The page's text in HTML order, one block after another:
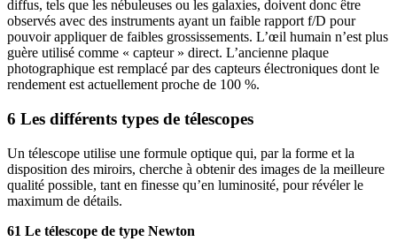
diffus, tels que les nébuleuses ou les galaxies, doivent donc être
observés avec des instruments ayant un faible rapport f/D pour
pouvoir appliquer de faibles grossissements. L’œil humain n’est plus
guère utilisé comme « capteur » direct. L’ancienne plaque
photographique est remplacé par des capteurs électroniques dont le
rendement est actuellement proche de 100 %.
6 Les différents types de télescopes
Un télescope utilise une formule optique qui, par la forme et la
disposition des miroirs, cherche à obtenir des images de la meilleure
qualité possible, tant en finesse qu’en luminosité, pour révéler le
maximum de détails.
61 Le télescope de type Newton